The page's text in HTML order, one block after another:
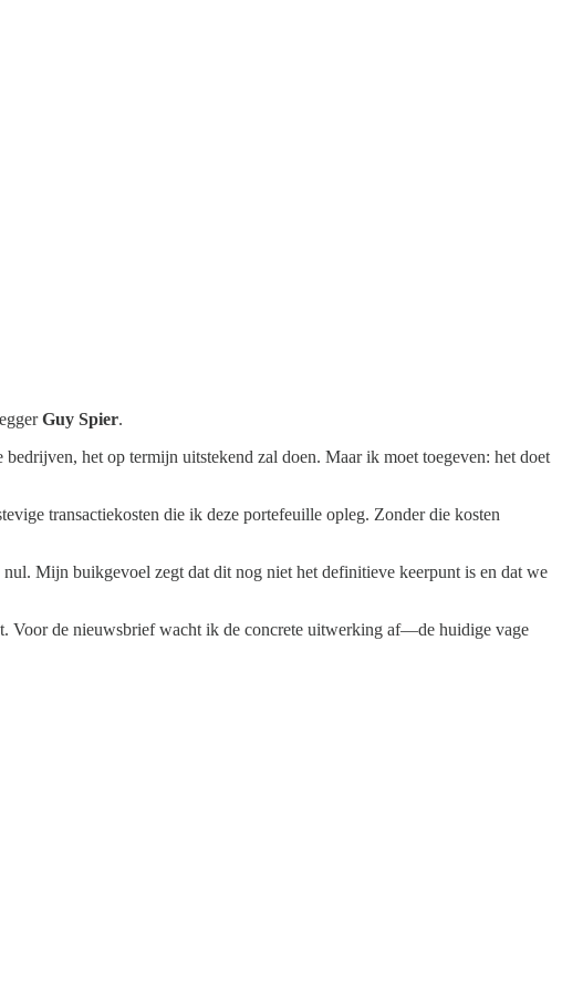
Guy Spier.
het op termijn uitstekend zal doen. Maar ik moet toegeven: het doet
transactiekosten die ik deze portefeuille opleg. Zonder die kosten
Mijn buikgevoel zegt dat dit nog niet het definitieve keerpunt is en dat we
Voor de nieuwsbrief wacht ik de concrete uitwerking af—de huidige vage